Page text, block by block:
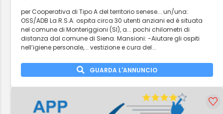
per Cooperativa di Tipo A del territorio senese... un/una:
OSS/ADB La R.S.A. ospita circa 30 utenti anziani ed è situata
nel comune di Monteriggioni (SI), a... pochi chilometri di
distanza dal comune di Siena. Mansioni: -Aiutare gli ospiti
nell’igiene personale,... vestizione e cura del...
GUARDA L'ANNUNCIO